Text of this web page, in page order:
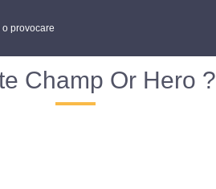
provocare
Champ Or Hero ?